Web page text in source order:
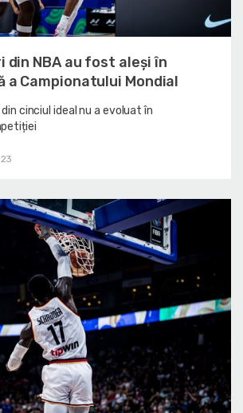
din NBA au fost aleși în
a Campionatului Mondial
cinciul ideal nu a evoluat în